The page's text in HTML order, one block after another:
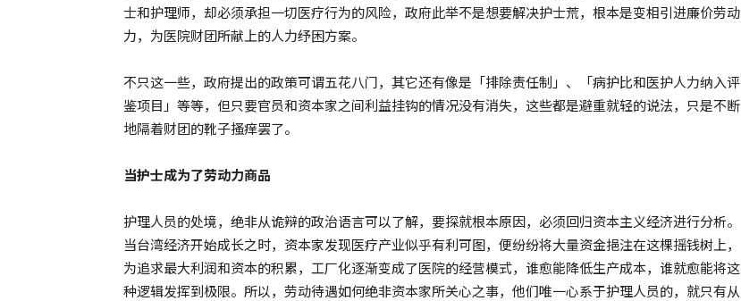
士和护理师，却必须承担一切医疗行为的风险，政府此举不是想要解决护士荒，根本是变相引进廉价劳动
力，为医院财团所献上的人力纾困方案。
不只这一些，政府提出的政策可谓五花八门，其它还有像是「排除责任制」、「病护比和医护人力纳入评
鉴项目」等等，但只要官员和资本家之间利益挂钩的情况没有消失，这些都是避重就轻的说法，只是不断
地隔着财团的靴子搔痒罢了。
当护士成为了劳动力商品
护理人员的处境，绝非从诡辩的政治语言可以了解，要探就根本原因，必须回归资本主义经济进行分析。
当台湾经济开始成长之时，资本家发现医疗产业似乎有利可图，便纷纷将大量资金挹注在这棵摇钱树上，
为追求最大利润和资本的积累，工厂化逐渐变成了医院的经营模式，谁愈能降低生产成本，谁就愈能将这
种逻辑发挥到极限。所以，劳动待遇如何绝非资本家所关心之事，他们唯一心系于护理人员的，就只有从